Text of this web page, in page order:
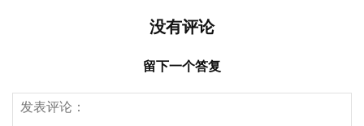
没有评论
留下一个答复